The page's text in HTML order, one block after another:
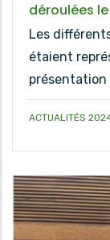
déroulées
Les
étaient
présentation
ACTUALITÉS